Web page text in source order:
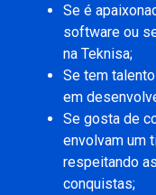
Se é
software ou
na Teknisa;
Se tem
em
Se gosta de
envolvam um
respeitando
conquistas;